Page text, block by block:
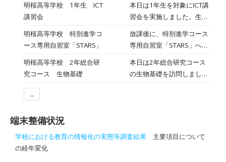
実施しました。急速に進化
する技術に対し、ただ「AI
に使われる」のではなく、
主体的に「AIを使いこな
す」スキルの習得を目指し
ました。実際にAIとやりと
りをし、文章やイラストの
にAIを使いこなし、校務の
挑戦しました。親子で協力
しながら一つひとつ心を込
めて作る時間はとても温か
く、卒業を迎える準備とし
て思い出に残るひとときと
なりました。 5年生は理科
「ふりこのきまり」の学習
取り組む姿が見られ、学び
明桜高等学校 1年生 ICT
講習会
本日は1年生を対象にICT講
習会を実施しました。生徒
について説明を聴いたの
ち、実際に画面に文字を書
き込んで使用方法を確認し
ていました。iPadは授業や
明桜高等学校 特別進学コ
ース専用自習室「STARS」
放課後に、特別進学コース
専用自習室「STARS」へ訪
の授業内容の復習や模試に
向けた応用問題に取り組ん
て、毎日の積み重ねを大切
明桜高等学校 2年総合研
究コース 生物基礎
本日は2年総合研究コース
の生物基礎を訪問しまし
の関わりについて考えてい
ました。学習内容をノート
→
端末整備状況
学校における教育の情報化の実態等調査結果 主要項目について
の経年変化